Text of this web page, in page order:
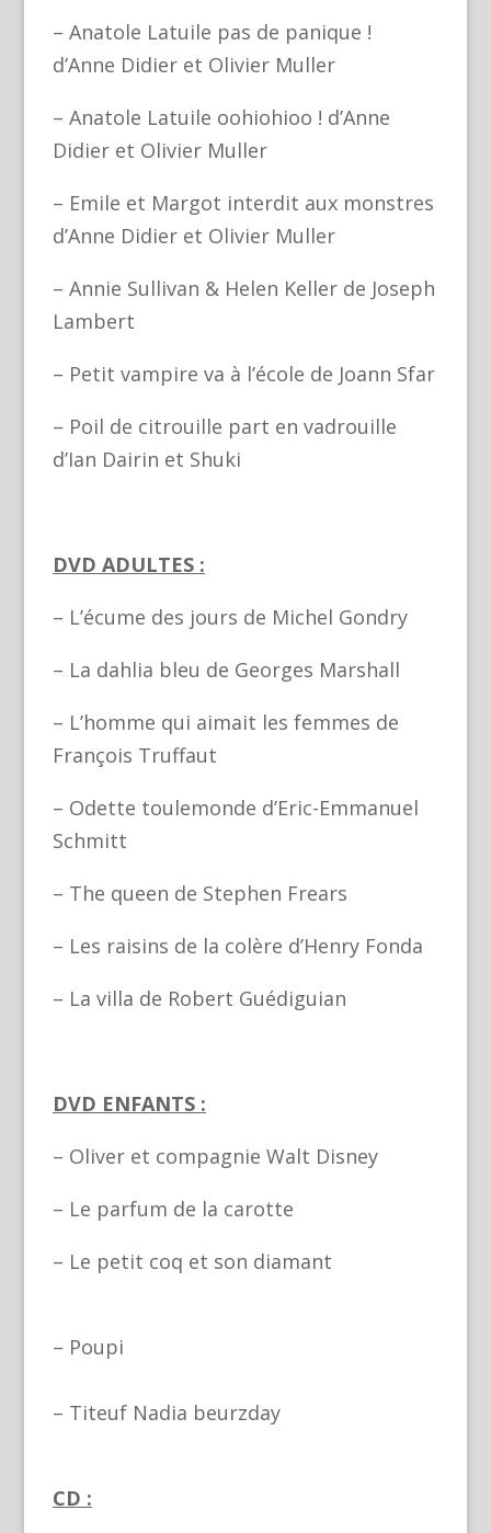
– Anatole Latuile pas de panique !
d’Anne Didier et Olivier Muller
– Anatole Latuile oohiohioo ! d’Anne
Didier et Olivier Muller
– Emile et Margot interdit aux monstres
d’Anne Didier et Olivier Muller
– Annie Sullivan & Helen Keller de Joseph
Lambert
– Petit vampire va à l’école de Joann Sfar
– Poil de citrouille part en vadrouille
d’Ian Dairin et Shuki
DVD ADULTES :
– L’écume des jours de Michel Gondry
– La dahlia bleu de Georges Marshall
– L’homme qui aimait les femmes de
François Truffaut
– Odette toulemonde d’Eric-Emmanuel
Schmitt
– The queen de Stephen Frears
– Les raisins de la colère d’Henry Fonda
– La villa de Robert Guédiguian
DVD ENFANTS :
– Oliver et compagnie Walt Disney
– Le parfum de la carotte
– Le petit coq et son diamant
– Poupi
– Titeuf Nadia beurzday
CD :